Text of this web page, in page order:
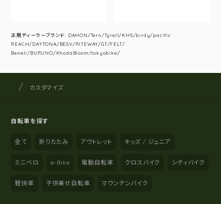
正規ディーラーブランド: DAHON/Tern/Tyrell/KHS/birdy/pacific
REACH/DAYTONA/BESV/RITEWAY/GT/FELT/
Beneli/BURUNO/KhodaBloom/tokyobike/
サイト内の現在地
サイクルショップナカゴヤ
カスタマイズ
自転車を探す
全て 折りたたみ アウトレット キッズ / ジュニア
ミニベロ e-Bike 電動自転車 クロスバイク シティバイク
軽快車 子供乗せ自転車 マウンテンバイク